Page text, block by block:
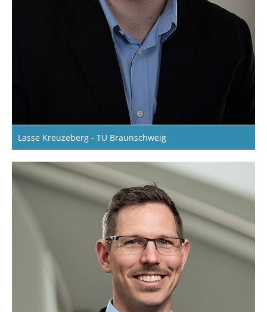
Lasse Kreuzeberg - TU Braunschweig